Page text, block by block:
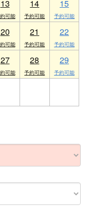
13 14 15
20 21 22
27 28 29